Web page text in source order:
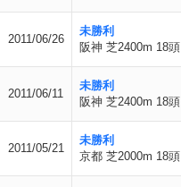
2011/06/26
未勝利
阪神 芝2400m 18頭
2011/06/11
未勝利
阪神 芝2400m 18頭
2011/05/21
未勝利
京都 芝2000m 18頭